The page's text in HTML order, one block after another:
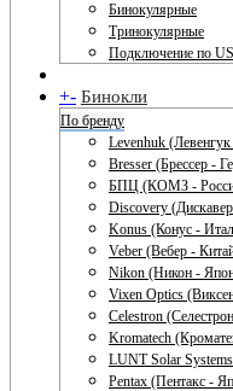
Бинокулярные
Тринокулярные
Подключение по
+- Бинокли
По бренду
Levenhuk
Bresser (Брессер -
БПЦ (КОМЗ -
Discovery
Konus (Конус -
Veber (Вебер -
Nikon (Никон -
Vixen Optics
Celestron
Kromatech
LUNT Solar
Pentax (Пентакс -